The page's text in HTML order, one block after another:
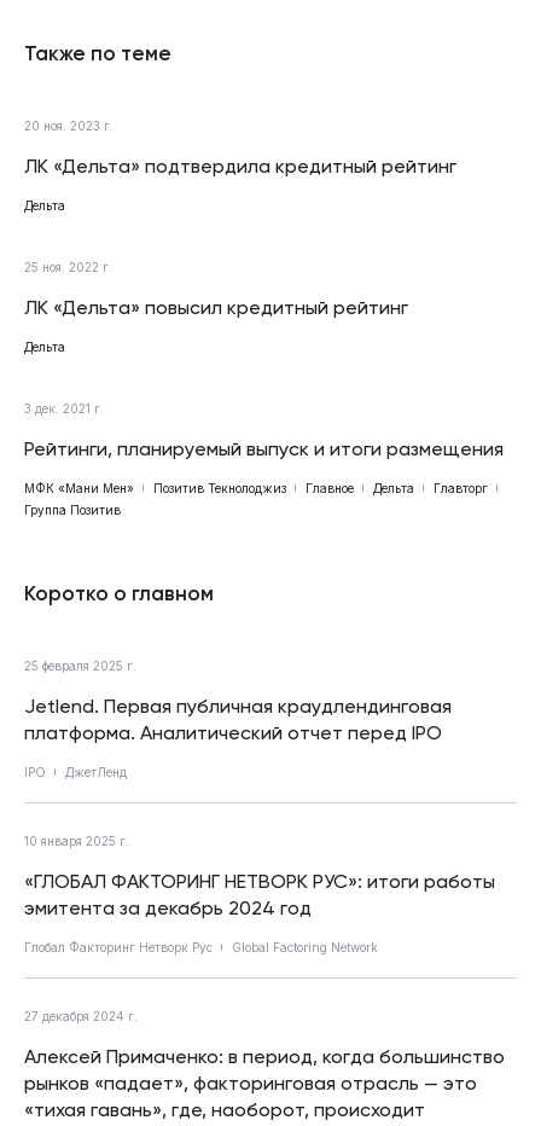
Также по теме
20 ноя. 2023 г.
ЛК «Дельта» подтвердила кредитный рейтинг
Дельта
25 ноя. 2022 г.
ЛК «Дельта» повысил кредитный рейтинг
Дельта
3 дек. 2021 г.
Рейтинги, планируемый выпуск и итоги размещения
МФК «Мани Мен» Позитив Текнолоджиз Главное Дельта
Главторг
Группа Позитив
Коротко о главном
25 февраля 2025 г.
Jetlend. Первая публичная краудлендинговая
платформа. Аналитический отчет перед IPO
IPO ДжетЛенд
10 января 2025 г.
«ГЛОБАЛ ФАКТОРИНГ НЕТВОРК РУС»: итоги работы
эмитента за декабрь 2024 год
Глобал Факторинг Нетворк Рус Global Factoring Network
27 декабря 2024 г.
Алексей Примаченко: в период, когда большинство
рынков «падает», факторинговая отрасль — это
«тихая гавань», где, наоборот, происходит